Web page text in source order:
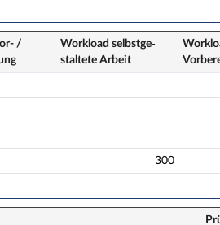
/
Workload selbstge­
staltete Arbeit
300